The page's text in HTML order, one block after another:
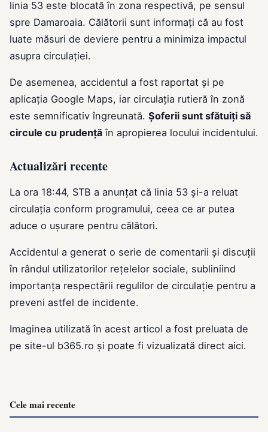
linia 53 este blocată în zona respectivă, pe sensul
spre Damaroaia. Călătorii sunt informați că au fost
luate măsuri de deviere pentru a minimiza impactul
asupra circulației.
De asemenea, accidentul a fost raportat și pe
aplicația Google Maps, iar circulația rutieră în zonă
este semnificativ îngreunată. Șoferii sunt sfătuiți să
circule cu prudență în apropierea locului incidentului.
Actualizări recente
La ora 18:44, STB a anunțat că linia 53 și-a reluat
circulația conform programului, ceea ce ar putea
aduce o ușurare pentru călători.
Accidentul a generat o serie de comentarii și discuții
în rândul utilizatorilor rețelelor sociale, subliniind
importanța respectării regulilor de circulație pentru a
preveni astfel de incidente.
Imaginea utilizată în acest articol a fost preluata de
pe site-ul b365.ro și poate fi vizualizată direct aici.
Cele mai recente